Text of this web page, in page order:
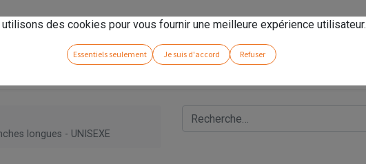
Arseno!
longues - UNISEXE
utilisons des cookies pour vous fournir une meilleure expérience utilisateur.
Essentiels seulement Je suis d'accord Refuser